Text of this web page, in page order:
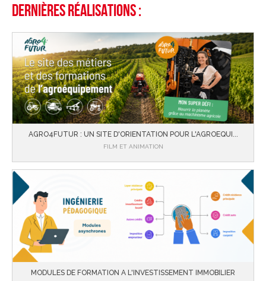
Dernières réalisations :
AGRO4FUTUR : UN SITE D'ORIENTATION POUR L'AGROEQUI...
FILM ET ANIMATION
MODULES DE FORMATION A L'INVESTISSEMENT IMMOBILIER